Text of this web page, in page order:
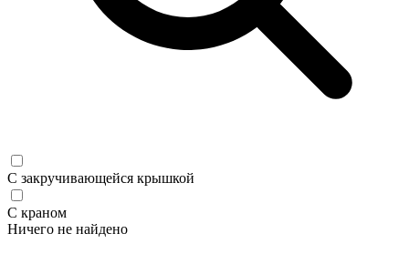
С закручивающейся крышкой
С краном
Ничего не найдено